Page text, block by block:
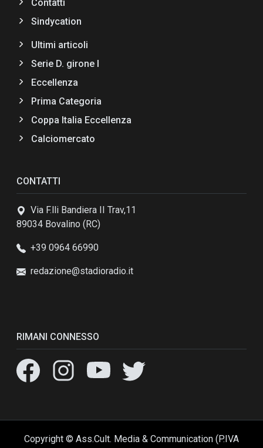
Contatti
Sindycation
Ultimi articoli
Serie D. girone I
Eccellenza
Prima Categoria
Coppa Italia Eccellenza
Calciomercato
CONTATTI
Via F.lli Bandiera II Trav,11
89034 Bovalino (RC)
+39 0964 66990
redazione@stadioradio.it
RIMANI CONNESSO
Copyright © Ass.Cult. Media & Communication (P.IVA